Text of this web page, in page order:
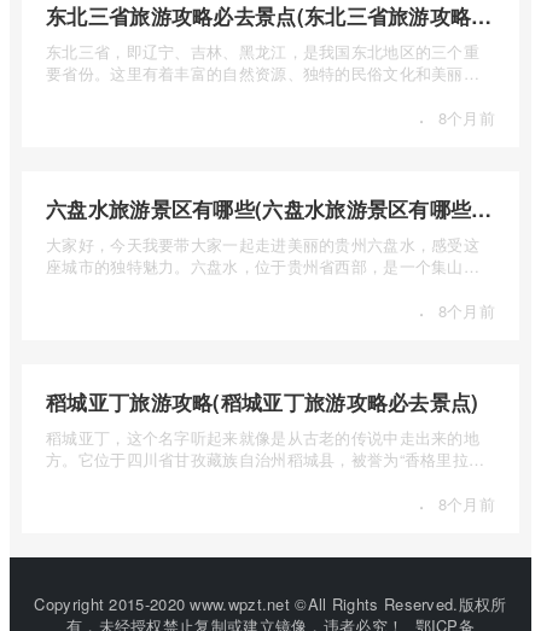
东北三省旅游攻略必去景点(东北三省旅游攻略必去景点视频介绍)
东北三省，即辽宁、吉林、黑龙江，是我国东北地区的三个重
要省份。这里有着丰富的自然资源、独特的民俗文化和美丽的
· 8个月前
六盘水旅游景区有哪些(六盘水旅游景区有哪些景点值得去)
大家好，今天我要带大家一起走进美丽的贵州六盘水，感受这
座城市的独特魅力。六盘水，位于贵州省西部，是一个集山水
· 8个月前
稻城亚丁旅游攻略(稻城亚丁旅游攻略必去景点)
稻城亚丁，这个名字听起来就像是从古老的传说中走出来的地
方。它位于四川省甘孜藏族自治州稻城县，被誉为“香格里拉的
· 8个月前
Copyright 2015-2020 www.wpzt.net ©All Rights Reserved.版权所
有，未经授权禁止复制或建立镜像，违者必究！
鄂ICP备